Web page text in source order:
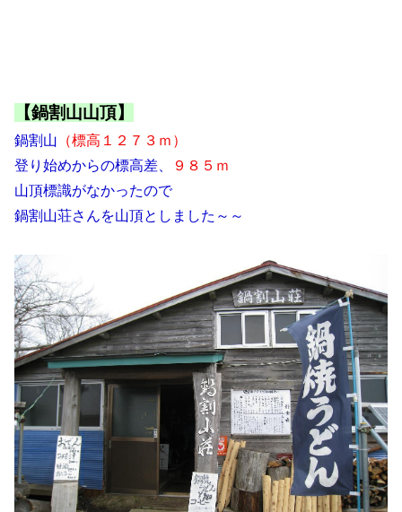
【鍋割山山頂】
鍋割山 （標高１２７３ｍ）
登り始めからの標高差、
９８５ｍ
山頂標識がなかったので
鍋割山荘さんを山頂としました～～